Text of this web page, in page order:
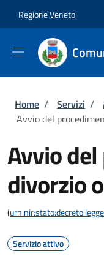
Regione Veneto
Briciole di
Home / Servizi /
Avvio del
Avvio
divorzio
(
Servizio attivo